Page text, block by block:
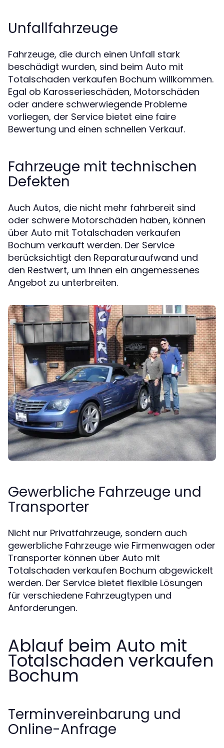
Unfallfahrzeuge
Fahrzeuge, die durch einen Unfall stark
beschädigt wurden, sind beim Auto mit
Totalschaden verkaufen Bochum willkommen.
Egal ob Karosserieschäden, Motorschäden
oder andere schwerwiegende Probleme
vorliegen, der Service bietet eine faire
Bewertung und einen schnellen Verkauf.
Fahrzeuge mit technischen
Defekten
Auch Autos, die nicht mehr fahrbereit sind
oder schwere Motorschäden haben, können
über Auto mit Totalschaden verkaufen
Bochum verkauft werden. Der Service
berücksichtigt den Reparaturaufwand und
den Restwert, um Ihnen ein angemessenes
Angebot zu unterbreiten.
Gewerbliche Fahrzeuge und
Transporter
Nicht nur Privatfahrzeuge, sondern auch
gewerbliche Fahrzeuge wie Firmenwagen oder
Transporter können über Auto mit
Totalschaden verkaufen Bochum abgewickelt
werden. Der Service bietet flexible Lösungen
für verschiedene Fahrzeugtypen und
Anforderungen.
Ablauf beim Auto mit
Totalschaden verkaufen
Bochum
Terminvereinbarung und
Online-Anfrage